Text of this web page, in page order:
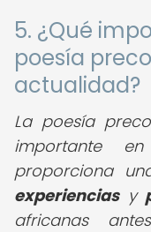
5. ¿Qué
poesía
actualidad?
La poesía
importante
proporciona
experienciasy
africanas